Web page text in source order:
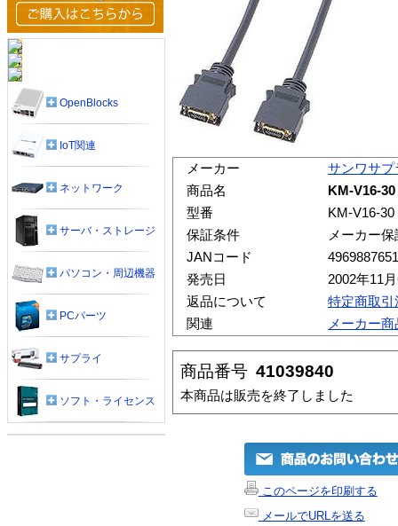
メーカー
サンワサプ
商品名
KM-V16-
型番
KM-V16-30
保証条件
メーカー保
JANコード
発売日
2002年11
返品について
特定商取
関連
メーカー
商品番号 41039840
本商品は販売を終了しました
このページを印刷する
メールでURLを送る
OpenBlocks
IoT関連
ネットワーク
サーバ・ストレージ
パソコン・周辺機器
PCパーツ
サプライ
ソフト・ライセンス